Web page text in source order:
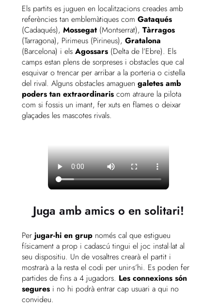
Els partits es juguen en localitzacions creades amb
referències tan emblemàtiques com Gataqués
(Cadaqués), Mossegat(Montserrat), Tàrragos
(Tarragona), Pirimeus (Pirineus), Gratalona
(Barcelona) i els Agossars(Delta de l’Ebre). Els
camps estan plens de sorpreses i obstacles que cal
esquivar o trencar per arribar a la porteria o cistella
del rival. Alguns obstacles amaguen galetes amb
poders tan extraordinariscom atraure la pilota
com si fossis un imant, fer xuts en flames o deixar
glaçades les mascotes rivals.
Juga amb amics o en solitari!
Per jugar-hi en grupnomés cal que estigueu
físicament a prop i cadascú tingui el joc instal·lat al
seu dispositiu. Un de vosaltres crearà el partit i
mostrarà a la resta el codi per unir-s’hi. Es poden fer
partides de fins a 4 jugadors. Les connexions són
seguresi no hi podrà entrar cap usuari a qui no
convideu.